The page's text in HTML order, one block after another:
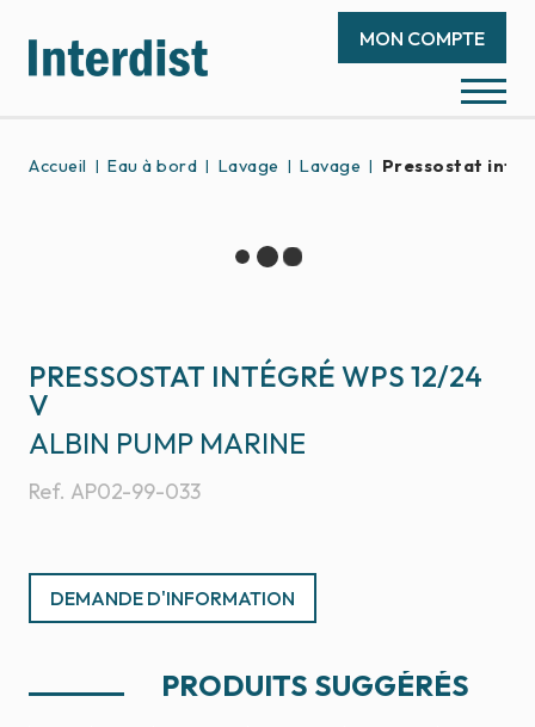
MON COMPTE
Accueil Eau à bord Lavage Lavage Pressostat
PRESSOSTAT INTÉGRÉ WPS 12/24
V
Ref. AP02-99-033
ALBIN PUMP MARINE
DEMANDE D'INFORMATION
PRODUITS SUGGÉRÉS